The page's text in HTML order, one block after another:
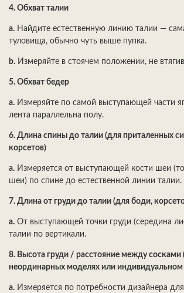
4. Обхват талии
a. Найдите естественную линию талии —
туловища, обычно чуть выше пупка.
b. Измеряйте в стоячем положении, не
5. Обхват бедер
a. Измеряйте по самой выступающей части
лента параллельна полу.
6. Длина спины до талии (для приталенных
корсетов)
a. Измеряется от выступающей кости шеи
шеи) по спине до естественной линии талии.
7. Длина от груди до талии (для боди,
a. От выступающей точки груди (середина
талии по вертикали.
8. Высота груди / расстояние между сосками
неординарных моделях или
a. Измеряется по потребности дизайнера